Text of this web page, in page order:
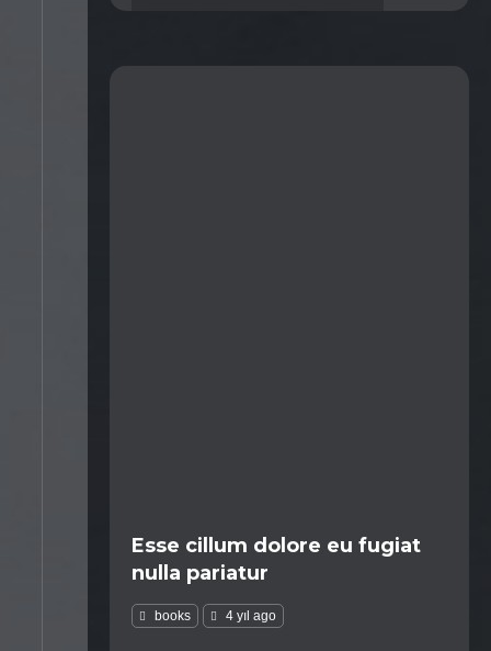
Esse cillum dolore eu fugiat
nulla pariatur
books 4 yıl ago